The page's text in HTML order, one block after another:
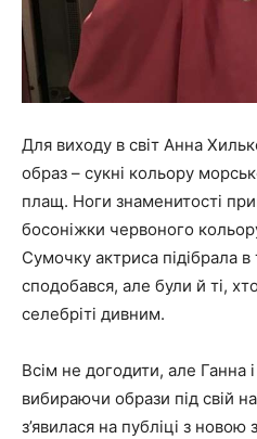
Для виходу в світ Анна
образ – сукні кольору
плащ. Ноги знаменитості
босоніжки червоного
Сумочку актриса підібрала в
сподобався, але були й ті,
селебріті дивним.
Всім не догодити, але Ганна
вибираючи образи під свій
з’явилася на публіці з